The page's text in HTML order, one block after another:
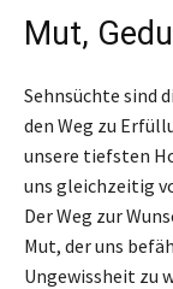
Mut,
Sehnsüchte sind
den Weg zu
unsere tiefsten
uns gleichzeitig
Der Weg zur
Mut, der uns
Ungewissheit zu